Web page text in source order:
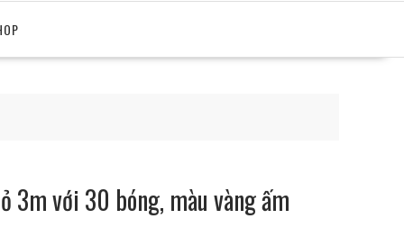
3m với 30 bóng, màu vàng ấm